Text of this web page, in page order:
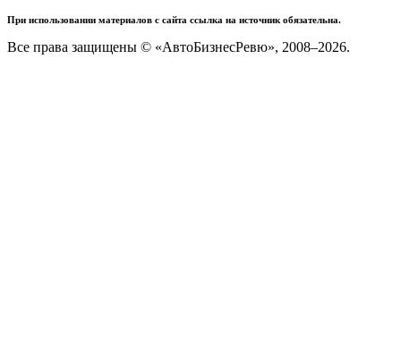
При использовании материалов с сайта ссылка на источник обязательна.
Все права защищены © «АвтоБизнесРевю», 2008–2026.